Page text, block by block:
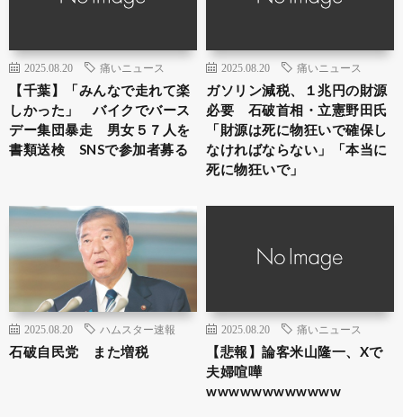
2025.08.20 痛いニュース
【千葉】「みんなで走れて楽
しかった」 バイクでバース
デー集団暴走 男女５７人を
書類送検 SNSで参加者募る
2025.08.20 痛いニュース
ガソリン減税、１兆円の財源
必要 石破首相・立憲野田氏
「財源は死に物狂いで確保し
なければならない」「本当に
死に物狂いで」
2025.08.20 ハムスター速報
石破自民党 また増税
2025.08.20 痛いニュース
【悲報】論客米山隆一、Xで
夫婦喧嘩
wwwwwwwwwwww